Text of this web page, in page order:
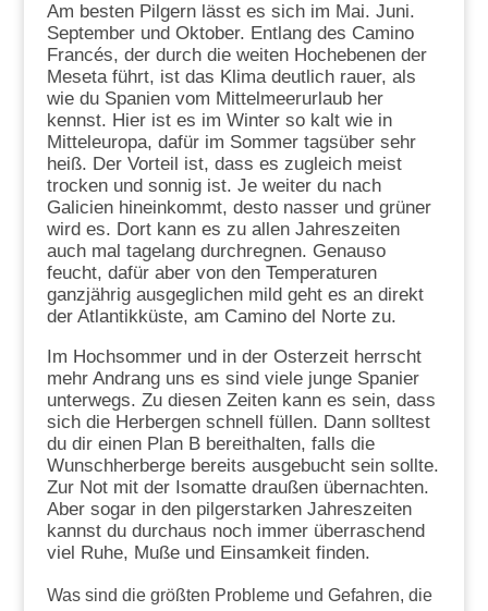
Am besten Pilgern lässt es sich im Mai. Juni.
September und Oktober. Entlang des Camino
Francés, der durch die weiten Hochebenen der
Meseta führt, ist das Klima deutlich rauer, als
wie du Spanien vom Mittelmeerurlaub her
kennst. Hier ist es im Winter so kalt wie in
Mitteleuropa, dafür im Sommer tagsüber sehr
heiß. Der Vorteil ist, dass es zugleich meist
trocken und sonnig ist. Je weiter du nach
Galicien hineinkommt, desto nasser und grüner
wird es. Dort kann es zu allen Jahreszeiten
auch mal tagelang durchregnen. Genauso
feucht, dafür aber von den Temperaturen
ganzjährig ausgeglichen mild geht es an direkt
der Atlantikküste, am Camino del Norte zu.
Im Hochsommer und in der Osterzeit herrscht
mehr Andrang uns es sind viele junge Spanier
unterwegs. Zu diesen Zeiten kann es sein, dass
sich die Herbergen schnell füllen. Dann solltest
du dir einen Plan B bereithalten, falls die
Wunschherberge bereits ausgebucht sein sollte.
Zur Not mit der Isomatte draußen übernachten.
Aber sogar in den pilgerstarken Jahreszeiten
kannst du durchaus noch immer überraschend
viel Ruhe, Muße und Einsamkeit finden.
Was sind die größten Probleme und Gefahren, die